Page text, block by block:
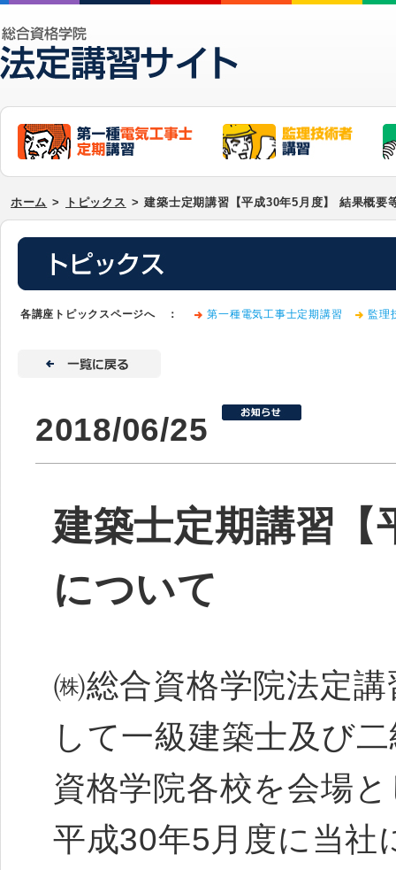
ホーム > トピックス > 建築士定期講習【平成30年5月度】 結果概要
各講座トピックスページへ ： 第一種電気工事士定期講習 監理
2018/06/25
建築士定期講習【
について
㈱総合資格学院法定
して一級建築士及び
資格学院各校を会場
平成30年5月度に当社